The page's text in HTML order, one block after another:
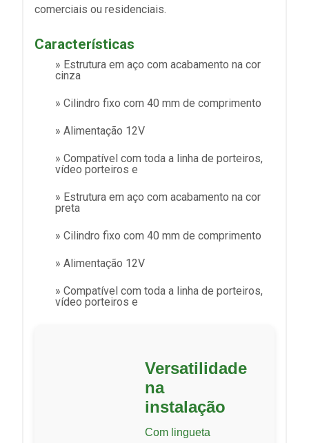
comerciais ou residenciais.
Características
» Estrutura em aço com acabamento na cor
cinza
» Cilindro fixo com 40 mm de comprimento
» Alimentação 12V
» Compatível com toda a linha de porteiros,
vídeo porteiros e
» Estrutura em aço com acabamento na cor
preta
» Cilindro fixo com 40 mm de comprimento
» Alimentação 12V
» Compatível com toda a linha de porteiros,
vídeo porteiros e
Versatilidade
na
instalação
Com lingueta